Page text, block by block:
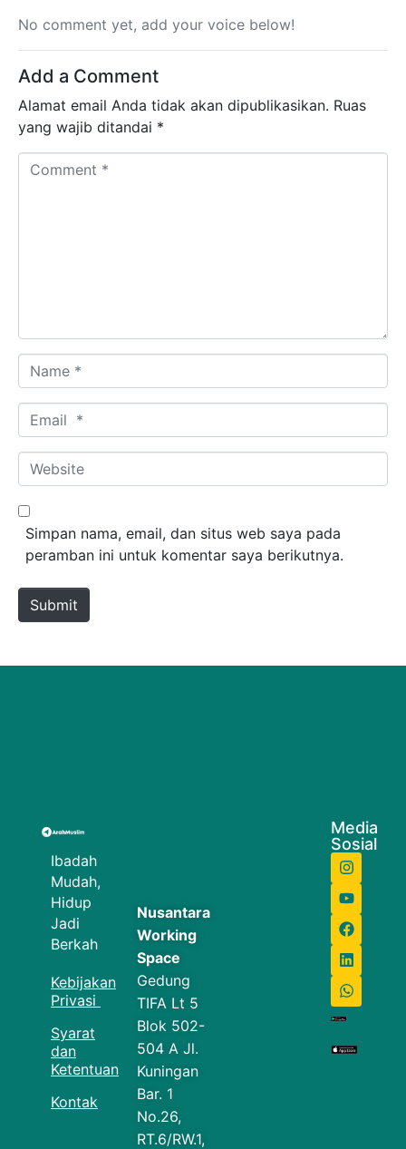
No comment yet, add your voice below!
Add a Comment
Alamat email Anda tidak akan dipublikasikan. Ruas
yang wajib ditandai *
Comment *
Name *
Email *
Website
Simpan nama, email, dan situs web saya pada
peramban ini untuk komentar saya berikutnya.
Submit
Ibadah
Mudah,
Hidup
Jadi
Berkah
Kebijakan
Privasi
Syarat
dan
Ketentuan
Kontak
Nusantara
Working
Space
Gedung
TIFA Lt 5
Blok 502-
504 A Jl.
Kuningan
Bar. 1
No.26,
RT.6/RW.1,
Media
Sosial